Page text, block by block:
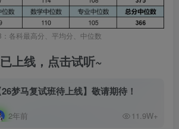
：各科最高分、平均分、中位数
上线，点击试听~
26梦马复试班待上线】​敬请期待！
2年前 11.9W+